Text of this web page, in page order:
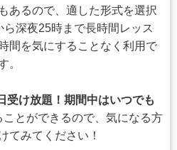
あるので、適した形式を選択
深夜25時まで長時間レッス
間を気にすることなく利用で
。
受け放題！期間中はいつでも
ことができるので、気になる方
てみてください！